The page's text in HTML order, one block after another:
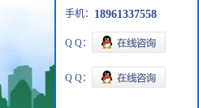
手机： 18961337558
Q Q：
Q Q：